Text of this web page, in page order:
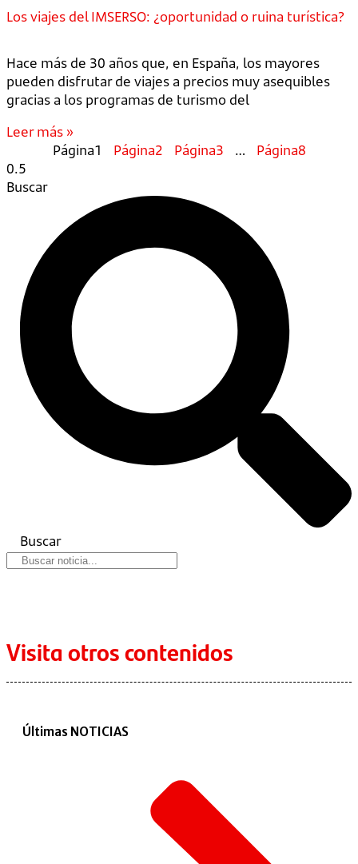
Los viajes del IMSERSO: ¿oportunidad o ruina turística?
Hace más de 30 años que, en España, los mayores
pueden disfrutar de viajes a precios muy asequibles
gracias a los programas de turismo del
Leer más »
Página1 Página2 Página3 … Página8
Buscar
Buscar
Visita otros contenidos
Últimas NOTICIAS